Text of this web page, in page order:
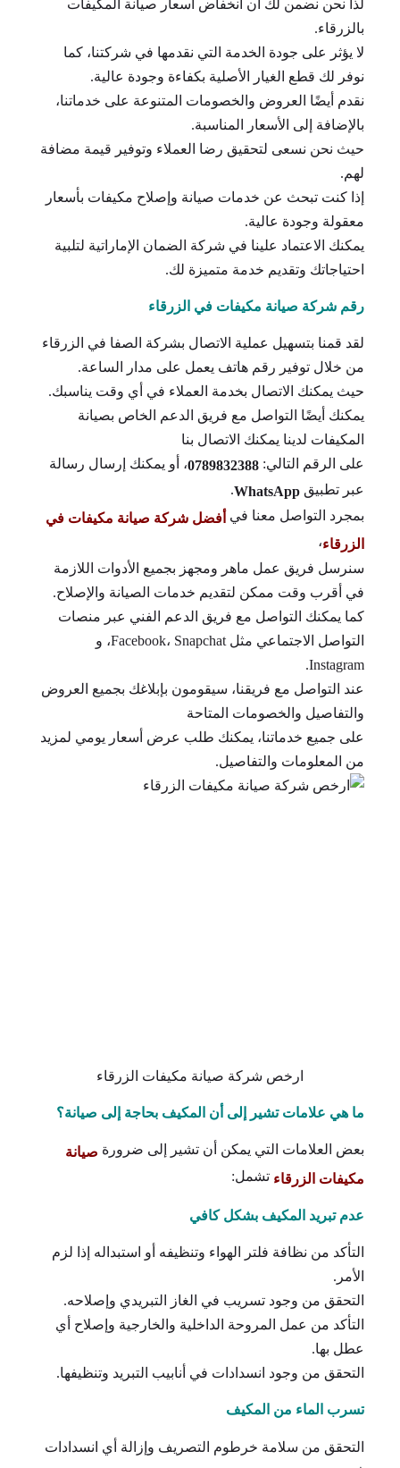
لذا نحن نضمن لك أن انخفاض اسعار صيانة المكيفات
بالزرقاء.
لا يؤثر على جودة الخدمة التي نقدمها في شركتنا، كما
نوفر لك قطع الغيار الأصلية بكفاءة وجودة عالية.
نقدم أيضًا العروض والخصومات المتنوعة على خدماتنا،
بالإضافة إلى الأسعار المناسبة.
حيث نحن نسعى لتحقيق رضا العملاء وتوفير قيمة مضافة
لهم.
إذا كنت تبحث عن خدمات صيانة وإصلاح مكيفات بأسعار
معقولة وجودة عالية.
يمكنك الاعتماد علينا في شركة الضمان الإماراتية لتلبية
احتياجاتك وتقديم خدمة متميزة لك.
رقم شركة صيانة مكيفات في الزرقاء
لقد قمنا بتسهيل عملية الاتصال بشركة الصفا في الزرقاء
من خلال توفير رقم هاتف يعمل على مدار الساعة.
حيث يمكنك الاتصال بخدمة العملاء في أي وقت يناسبك.
يمكنك أيضًا التواصل مع فريق الدعم الخاص بصيانة
المكيفات لدينا يمكنك الاتصال بنا
على الرقم التالي: 0789832388، أو يمكنك إرسال رسالة
عبر تطبيق WhatsApp
.
بمجرد التواصل معنا فيأفضل شركة صيانة مكيفات في
الزرقاء،
سنرسل فريق عمل ماهر ومجهز بجميع الأدوات اللازمة
في أقرب وقت ممكن لتقديم خدمات الصيانة والإصلاح.
كما يمكنك التواصل مع فريق الدعم الفني عبر منصات
التواصل الاجتماعي مثل Facebook، Snapchat، و
Instagram.
عند التواصل مع فريقنا، سيقومون بإبلاغك بجميع العروض
والتفاصيل والخصومات المتاحة
على جميع خدماتنا، يمكنك طلب عرض أسعار يومي لمزيد
من المعلومات والتفاصيل.
ارخص شركة صيانة مكيفات الزرقاء
ما هي علامات تشير إلى أن المكيف بحاجة إلى صيانة؟
بعض العلامات التي يمكن أن تشير إلى ضرورة صيانة
مكيفات الزرقاء تشمل:
عدم تبريد المكيف بشكل كافي
التأكد من نظافة فلتر الهواء وتنظيفه أو استبداله إذا لزم
الأمر.
التحقق من وجود تسريب في الغاز التبريدي وإصلاحه.
التأكد من عمل المروحة الداخلية والخارجية وإصلاح أي
عطل بها.
التحقق من وجود انسدادات في أنابيب التبريد وتنظيفها.
تسرب الماء من المكيف
التحقق من سلامة خرطوم التصريف وإزالة أي انسدادات